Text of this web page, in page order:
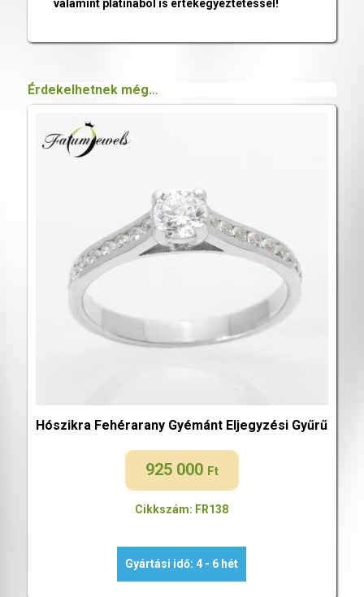
valamint platinából is értékegyeztetéssel!
Érdekelhetnek még…
Hószikra Fehérarany Gyémánt Eljegyzési Gyűrű
925 000 Ft
Cikkszám: FR138
Gyártási idő: 4 - 6 hét